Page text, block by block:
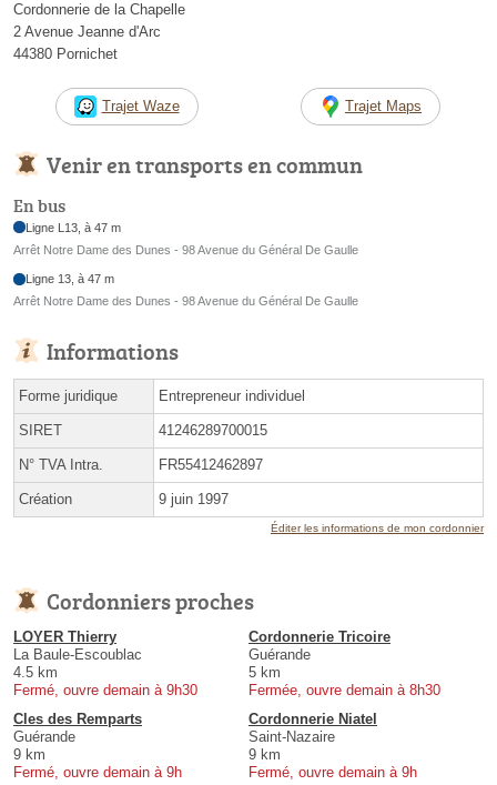
Cordonnerie de la Chapelle
2 Avenue Jeanne d'Arc
44380 Pornichet
Trajet Waze Trajet Maps
Venir en transports en commun
En bus
Ligne L13, à 47 m
Arrêt Notre Dame des Dunes - 98 Avenue du Général De Gaulle
Ligne 13, à 47 m
Arrêt Notre Dame des Dunes - 98 Avenue du Général De Gaulle
Informations
Forme juridique Entrepreneur individuel
SIRET 41246289700015
N° TVA Intra. FR55412462897
Création 9 juin 1997
Éditer les informations de mon cordonnier
Cordonniers proches
LOYER Thierry
La Baule-Escoublac
4.5 km
Fermé, ouvre demain à 9h30
Cordonnerie Tricoire
Guérande
5 km
Fermée, ouvre demain à 8h30
Cles des Remparts
Guérande
9 km
Fermé, ouvre demain à 9h
Cordonnerie Niatel
Saint-Nazaire
9 km
Fermé, ouvre demain à 9h